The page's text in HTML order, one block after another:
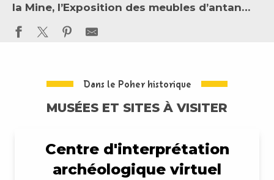
la Mine, l’Exposition des meubles d’antan…
Dans le Poher historique
MUSÉES ET SITES À VISITER
Centre d'interprétation
archéologique virtuel